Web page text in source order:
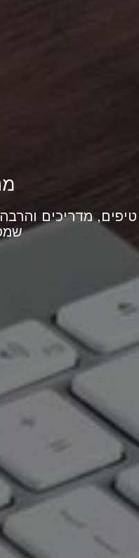
טיפים, מדריכים